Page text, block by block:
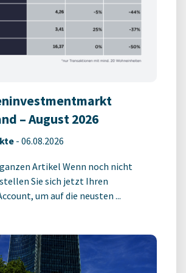
– August 2026
- 06.08.2026
Artikel Wenn noch nicht
Sie sich jetzt Ihren
um auf die neusten ...